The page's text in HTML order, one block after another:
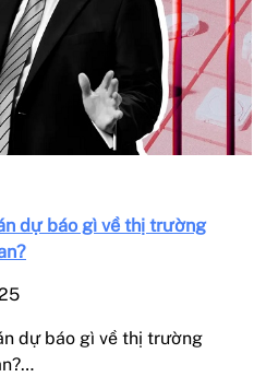
dự báo gì về thị trường
dự báo gì về thị trường